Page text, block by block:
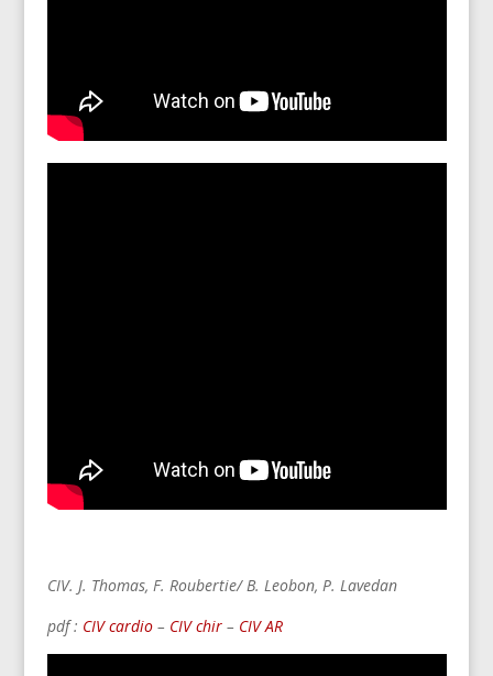
CIV. J. Thomas, F. Roubertie/ B. Leobon, P. Lavedan
pdf : CIV cardio – CIV chir– CIV AR